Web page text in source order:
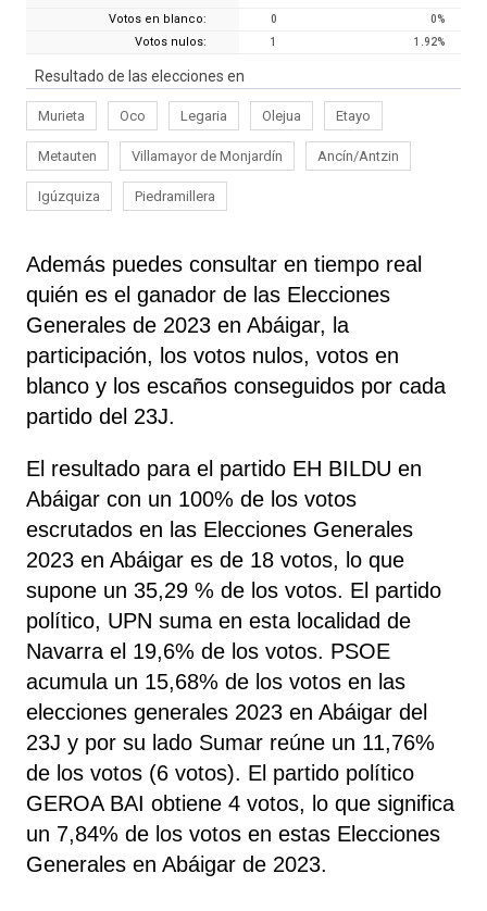
Votos en blanco: 0 0%
Votos nulos: 1 1.92%
Resultado de las elecciones en
Murieta Oco Legaria Olejua Etayo
Metauten Villamayor de Monjardín Ancín/Antzin
Igúzquiza Piedramillera
Además puedes consultar en tiempo real
quién es el ganador de las Elecciones
Generales de 2023 en Abáigar, la
participación, los votos nulos, votos en
blanco y los escaños conseguidos por cada
partido del 23J.
El resultado para el partido EH BILDU en
Abáigar con un 100% de los votos
escrutados en las Elecciones Generales
2023 en Abáigar es de 18 votos, lo que
supone un 35,29 % de los votos. El partido
político, UPN suma en esta localidad de
Navarra el 19,6% de los votos. PSOE
acumula un 15,68% de los votos en las
elecciones generales 2023 en Abáigar del
23J y por su lado Sumar reúne un 11,76%
de los votos (6 votos). El partido político
GEROA BAI obtiene 4 votos, lo que significa
un 7,84% de los votos en estas Elecciones
Generales en Abáigar de 2023.